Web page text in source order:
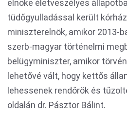
elnöke életveszélyes
tüdőgyulladással került
miniszterelnök, amikor 2013-
szerb-magyar történelmi
belügyminiszter, amikor
lehetővé vált, hogy kettős
lehessenek rendőrök és
oldalán dr. Pásztor Bálint.